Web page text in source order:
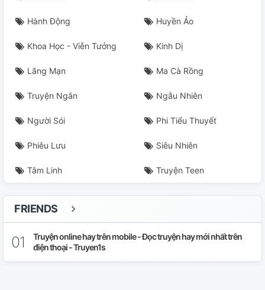
Hành Động Huyền Ảo
Khoa Học - Viễn Tưởng Kinh Dị
Lãng Mạn Ma Cà Rồng
Truyện Ngắn Ngẫu Nhiên
Người Sói Phi Tiểu Thuyết
Phiêu Lưu Siêu Nhiên
Tâm Linh Truyện Teen
FRIENDS
Truyện online hay trên mobile - Đọc truyện hay mới nhất trên
điện thoại - Truyen1s